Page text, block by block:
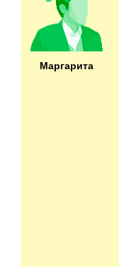
Маргарита